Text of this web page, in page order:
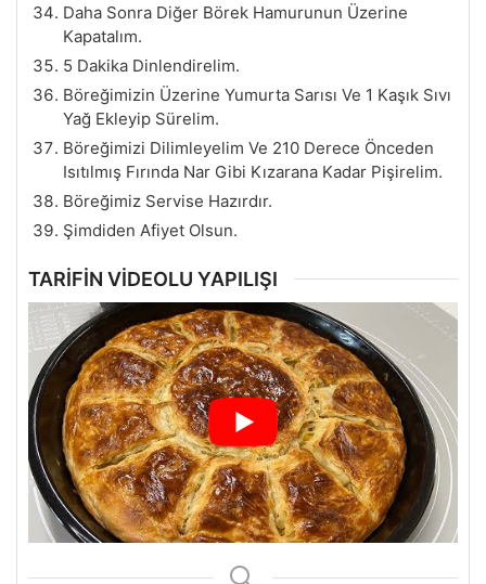
Daha Sonra Diğer Börek Hamurunun Üzerine
Kapatalım.
5 Dakika Dinlendirelim.
Böreğimizin Üzerine Yumurta Sarısı Ve 1 Kaşık Sıvı
Yağ Ekleyip Sürelim.
Böreğimizi Dilimleyelim Ve 210 Derece Önceden
Isıtılmış Fırında Nar Gibi Kızarana Kadar Pişirelim.
Böreğimiz Servise Hazırdır.
Şimdiden Afiyet Olsun.
TARİFİN VİDEOLU YAPILIŞI